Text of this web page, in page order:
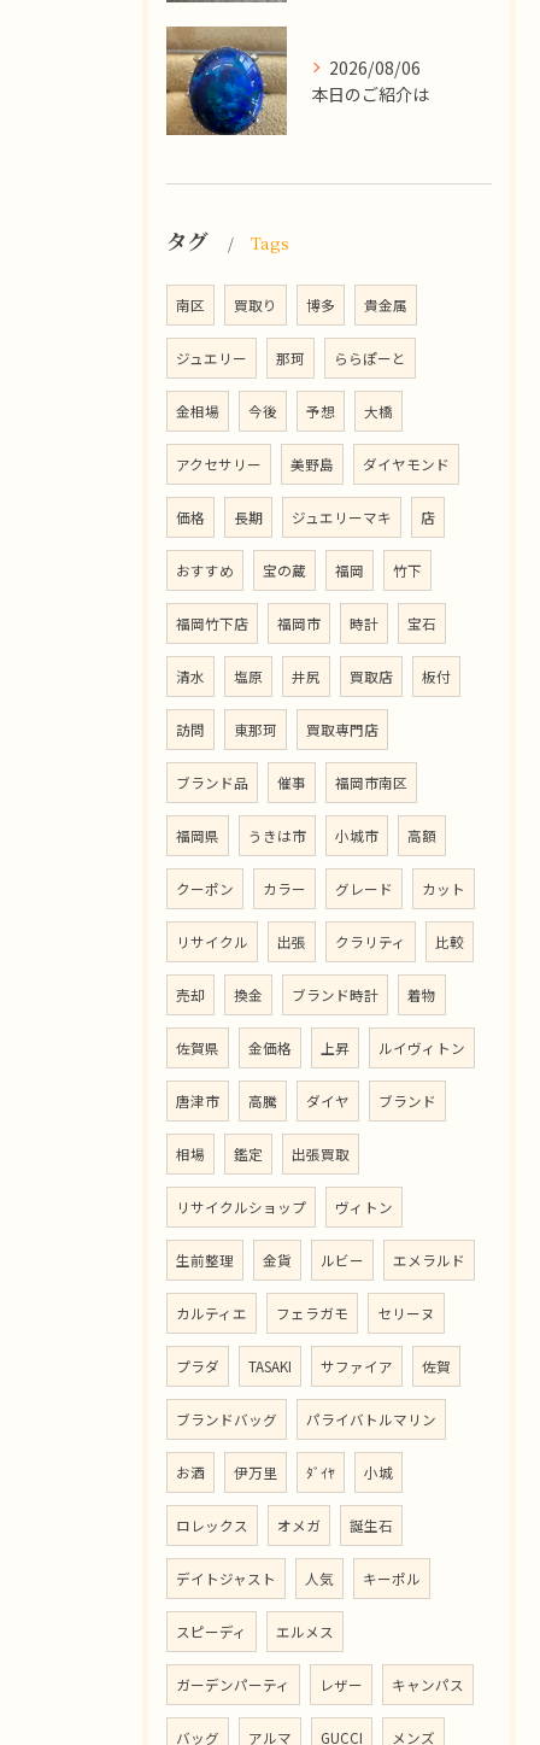
2026/08/06
本日のご紹介は
タグ Tags
南区 買取り 博多 貴金属
ジュエリー 那珂 ららぽーと
金相場 今後 予想 大橋
アクセサリー 美野島 ダイヤモンド
価格 長期 ジュエリーマキ 店
おすすめ 宝の蔵 福岡 竹下
福岡竹下店 福岡市 時計 宝石
清水 塩原 井尻 買取店 板付
訪問 東那珂 買取専門店
ブランド品 催事 福岡市南区
福岡県 うきは市 小城市 高額
クーポン カラー グレード カット
リサイクル 出張 クラリティ 比較
売却 換金 ブランド時計 着物
佐賀県 金価格 上昇 ルイヴィトン
唐津市 高騰 ダイヤ ブランド
相場 鑑定 出張買取
リサイクルショップ ヴィトン
生前整理 金貨 ルビー エメラルド
カルティエ フェラガモ セリーヌ
プラダ TASAKI サファイア 佐賀
ブランドバッグ パライバトルマリン
お酒 伊万里 ﾀﾞｲﾔ 小城
ロレックス オメガ 誕生石
デイトジャスト 人気 キーポル
スピーディ エルメス
ガーデンパーティ レザー キャンパス
バッグ アルマ GUCCI メンズ